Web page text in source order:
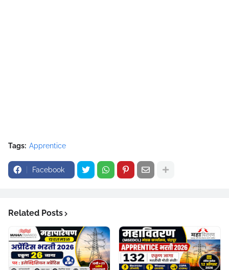
Tags: Apprentice
Facebook
Related Posts